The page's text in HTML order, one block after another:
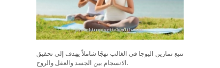
تتبع تمارين اليوجا في الغالب نهجًا شاملاً يهدف إلى تحقيق
الانسجام بين الجسد والعقل والروح.